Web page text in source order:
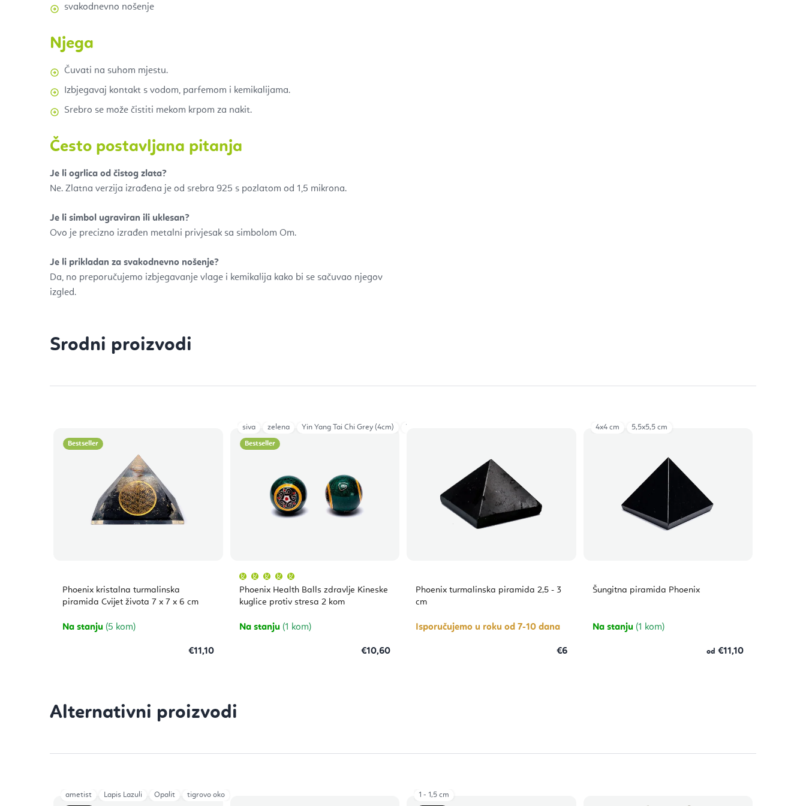
svakodnevno nošenje
Njega
Čuvati na suhom mjestu.
Izbjegavaj kontakt s vodom, parfemom i kemikalijama.
Srebro se može čistiti mekom krpom za nakit.
Često postavljana pitanja
Je li ogrlica od čistog zlata?
Ne. Zlatna verzija izrađena je od srebra 925 s pozlatom od 1,5 mikrona.
Je li simbol ugraviran ili uklesan?
Ovo je precizno izrađen metalni privjesak sa simbolom Om.
Je li prikladan za svakodnevno nošenje?
Da, no preporučujemo izbjegavanje vlage i kemikalija kako bi se sačuvao njegov
izgled.
Srodni proizvodi
Bestseller
Phoenix kristalna turmalinska
piramida Cvijet života 7 x 7 x 6 cm
Na stanju (5 kom)
€11,10
Bestseller
Phoenix Health Balls zdravlje Kineske
kuglice protiv stresa 2 kom
proizvoda
je
5,0
zvjezdica.
Na stanju (1 kom)
€10,60
siva zelena Yin Yang Tai Chi Grey (4cm) Yin Yang Black (3,5cm) Yin Yang white/green marbled (3,5 cm)
Phoenix turmalinska piramida 2,5 - 3
cm
Isporučujemo u roku od 7-10 dana
€6
Šungitna piramida Phoenix
Na stanju (1 kom)
od €11,10
4x4 cm 5,5x5,5 cm
ametist Lapis Lazuli Opalit tigrovo oko 1 - 1,5 cm